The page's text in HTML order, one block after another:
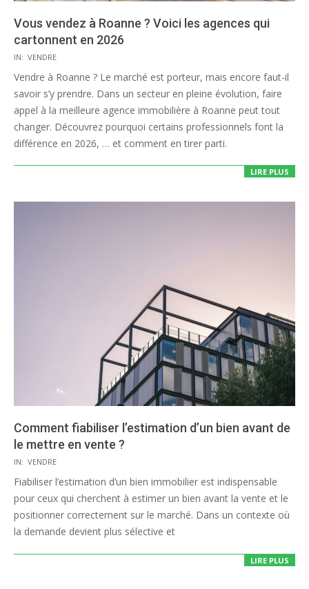
Vous vendez à Roanne ? Voici les agences qui
cartonnent en 2026
2026-
01-
IN: VENDRE
Vendre à Roanne ? Le marché est porteur, mais encore faut-il
savoir s’y prendre. Dans un secteur en pleine évolution, faire
appel à la meilleure agence immobilière à Roanne peut tout
changer. Découvrez pourquoi certains professionnels font la
différence en 2026, … et comment en tirer parti.
LIRE PLUS
Comment fiabiliser l’estimation d’un bien avant de
le mettre en vente ?
2025-
12-
15
IN: VENDRE
Fiabiliser l’estimation d’un bien immobilier est indispensable
pour ceux qui cherchent à estimer un bien avant la vente et le
positionner correctement sur le marché. Dans un contexte où
la demande devient plus sélective et
LIRE PLUS